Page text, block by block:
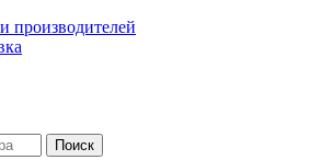
производителей
Поиск